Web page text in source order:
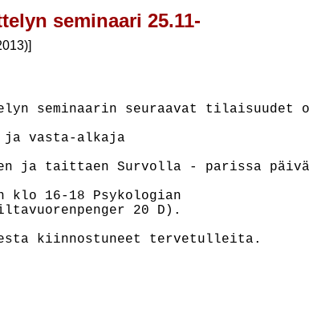
seminaari 25.11-
seminaarin seuraavat tilaisuudet
ja vasta-alkaja
ja taittaen Survolla - parissa
klo 16-18 Psykologian
20 D).
kiinnostuneet tervetulleita.